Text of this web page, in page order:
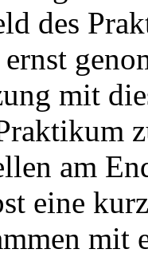
des
mit
am
eine
mit